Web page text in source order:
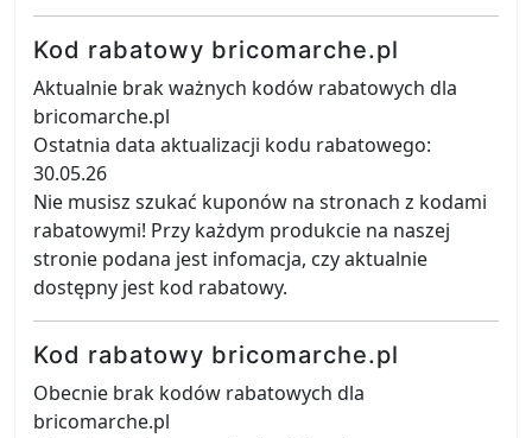
Kod rabatowy bricomarche.pl
Aktualnie brak ważnych kodów rabatowych dla
bricomarche.pl
Ostatnia data aktualizacji kodu rabatowego:
30.05.26
Nie musisz szukać kuponów na stronach z kodami
rabatowymi! Przy każdym produkcie na naszej
stronie podana jest infomacja, czy aktualnie
dostępny jest kod rabatowy.
Kod rabatowy bricomarche.pl
Obecnie brak kodów rabatowych dla
bricomarche.pl